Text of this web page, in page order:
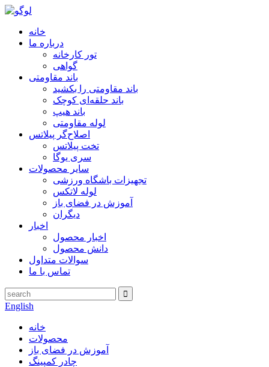
خانه
درباره ما
تور کارخانه
گواهی
باند مقاومتی
باند مقاومتی را بکشید
باند حلقه‌ای کوچک
باند هیپ
لوله مقاومتی
اصلاح‌گر پیلاتس
تخت پیلاتس
سری یوگا
سایر محصولات
تجهیزات باشگاه ورزشی
لوله لاتکس
آموزش در فضای باز
دیگران
اخبار
اخبار محصول
دانش محصول
سوالات متداول
تماس با ما
English
خانه
محصولات
آموزش در فضای باز
چادر کمپینگ